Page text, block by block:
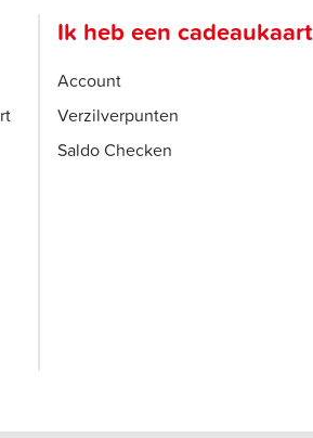
Ik heb een cadeaukaart
Account
Verzilverpunten
Saldo Checken